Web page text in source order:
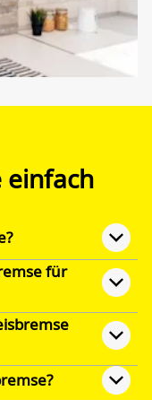
einfach
für